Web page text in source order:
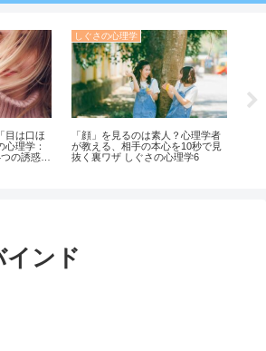
目は口ほ
心理学：
の誘惑サ
しぐさの心理学
「顔」を見るのは素人？心理学者
が教える、相手の本心を10秒で見
抜く裏ワザ しぐさの心理学6
インド